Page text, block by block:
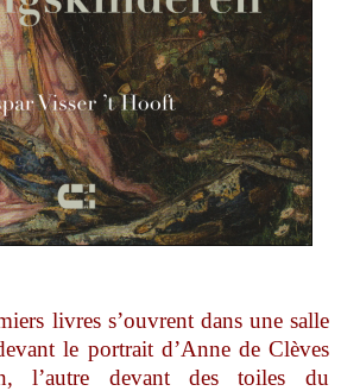
livres s’ouvrent dans une salle
le portrait d’Anne de Clèves
l’autre devant des toiles du